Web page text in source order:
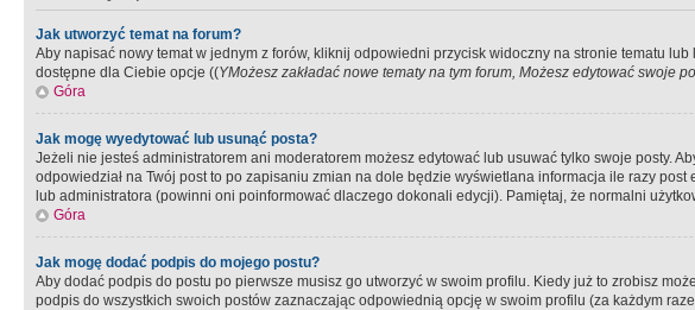
Jak utworzyć temat na forum?
Aby napisać nowy temat w jednym z forów, kliknij odpowiedni przycisk widoczny na stronie tematu
dostępne dla Ciebie opcje ((YMożesz zakładać nowe tematy na tym forum, Możesz edytować swoje
Góra
Jak mogę wyedytować lub usunąć posta?
Jeżeli nie jesteś administratorem ani moderatorem możesz edytować lub usuwać tylko swoje posty.
odpowiedział na Twój post to po zapisaniu zmian na dole będzie wyświetlana informacja ile razy
lub administratora (powinni oni poinformować dlaczego dokonali edycji). Pamiętaj, że normalni
Góra
Jak mogę dodać podpis do mojego postu?
Aby dodać podpis do postu po pierwsze musisz go utworzyć w swoim profilu. Kiedy już to zrobisz
podpis do wszystkich swoich postów zaznaczając odpowiednią opcję w swoim profilu (za każdym